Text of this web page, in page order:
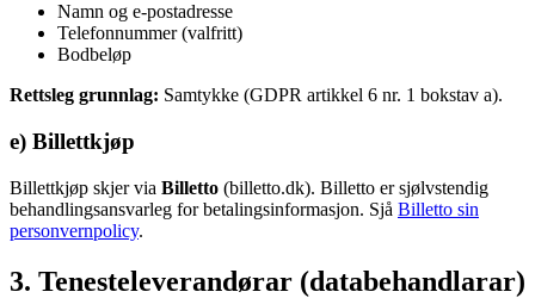
Namn og e-postadresse
Telefonnummer (valfritt)
Bodbeløp
Rettsleg grunnlag: Samtykke (GDPR artikkel 6 nr. 1 bokstav a).
e) Billettkjøp
Billettkjøp skjer via Billetto (billetto.dk). Billetto er sjølvstendig
behandlingsansvarleg for betalingsinformasjon. Sjå Billetto sin
personvernpolicy.
3. Tenesteleverandørar (databehandlarar)